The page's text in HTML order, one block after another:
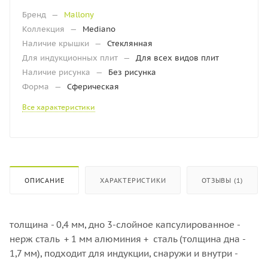
Бренд —
Mallony
Коллекция
—
Mediano
Наличие крышки
—
Стеклянная
Для индукционных плит —
Для всех видов плит
Наличие рисунка
—
Без рисунка
Форма
— Сферическая
Все характеристики
ОПИСАНИЕ ХАРАКТЕРИСТИКИ ОТЗЫВЫ (1)
толщина - 0,4 мм, дно 3-слойное капсулированное -
нерж сталь + 1 мм алюминия + сталь (толщина дна -
1,7 мм), подходит для индукции, снаружи и внутри -